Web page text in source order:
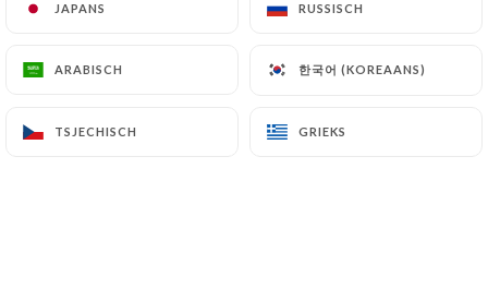
JAPANS RUSSISCH
ARABISCH 한국어 (KOREAANS)
TSJECHISCH GRIEKS
JAPANS RUSSISCH
ARABISCH 한국어 (KOREAANS)
TSJECHISCH GRIEKS